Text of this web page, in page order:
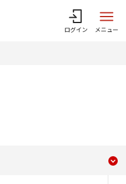
ログイン メニュー